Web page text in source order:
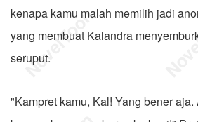
kenapa kamu malah memilih jadi
yang membuat Kalandra
seruput.
"Kampret kamu, Kal! Yang bener